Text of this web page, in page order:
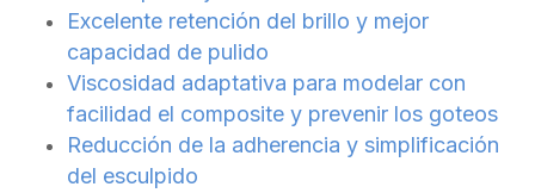
Excelente retención del brillo y mejor
capacidad de pulido
Viscosidad adaptativa para modelar con
facilidad el composite y prevenir los goteos
Reducción de la adherencia y simplificación
del esculpido